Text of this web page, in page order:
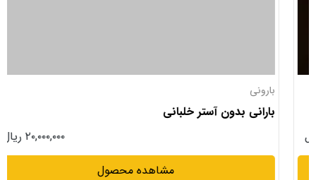
بارونی
بارانی بدون آستر خلبانی
۲۰,۰۰۰,۰۰۰ ریال
مشاهده محصول